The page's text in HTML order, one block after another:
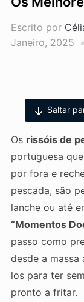
Escrito por
Janeiro, 2025
Saltar
Os rissóis de
portuguesa
por fora e
pescada, são
lanche ou até
“Momentos
passo como
desde a
los para ter
pronto a fritar.